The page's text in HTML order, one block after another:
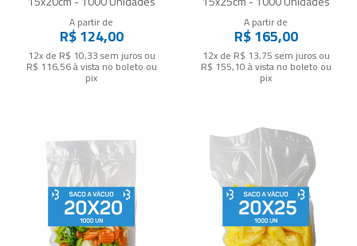
A partir de
R$ 124,00
12x de R$ 10,33 sem jurosou
R$ 116,56à vista no boleto ou
pix
A partir de
R$ 165,00
12x de R$ 13,75 sem jurosou
R$ 155,10 à vista no boleto ou
pix